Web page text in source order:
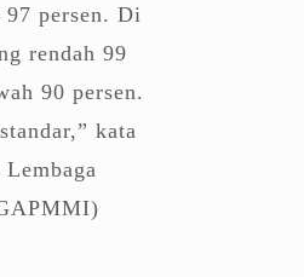
persen. Di
rendah 99
90 persen.
kata